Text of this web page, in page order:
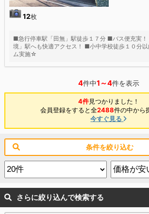
12枚
■急行停車駅「田無」駅徒歩１７分 ■バス便充実！
境」駅へも快適アクセス！ ■小中学校徒歩１０分
ム実施☆
4件中1～4件を表示
4件見つかりました！
会員登録をすると全2488件の中から
今すぐ見る
条件を絞り込む
さらに絞り込んで検索する